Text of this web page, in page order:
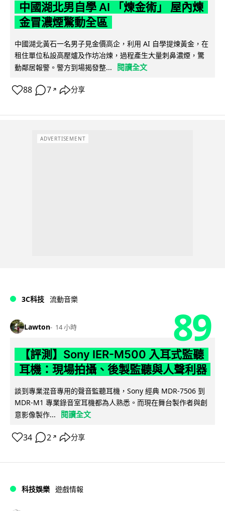
中國湖北男自學 AI 「煉金術」 屋內煉
金冒濃煙驚動全區
中國湖北黃石一名男子見金價高企，利用 AI 自學提煉黃金，在
租住單位私設高壓爐及作坊冶煉，過程產生大量刺鼻濃煙，驚
動鄰居報警。警方到場揭發整...
閱讀全文
88 7 ↗ 分享
ADVERTISEMENT
3C科技 流動音樂
Lawton 14 小時 89
【評測】Sony IER-M500 入耳式監聽
耳機：現場拍攝、後製監聽與人聲利器
談到專業混音專用的聲音監聽耳機，Sony 經典 MDR-7506 到
MDR-M1 專業錄音室耳機都為人熟悉。而現在舞台製作者與創
意影像製作...
閱讀全文
34 2 ↗ 分享
科技娛樂 遊戲情報